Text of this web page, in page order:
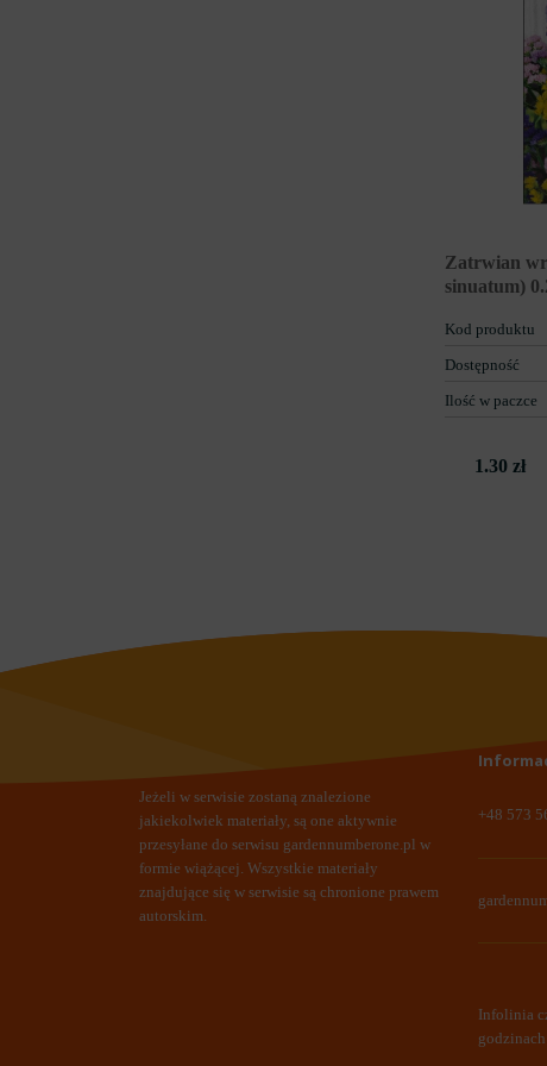
Zatrwian
sinuatum)
Kod produktu
Dostępność
Ilość w paczce
1.30 zł
Jeżeli w serwisie zostaną znalezione
jakiekolwiek materiały, są one aktywnie
przesyłane do serwisu gardennumberone.pl w
formie wiążącej. Wszystkie materiały
znajdujące się w serwisie są chronione prawem
autorskim.
+48 573
Infolinia